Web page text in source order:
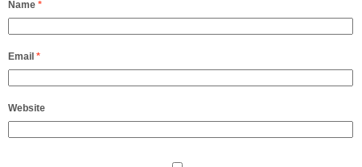
Name *
Email *
Website